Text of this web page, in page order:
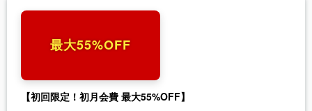
最大55%OFF
【初回限定！初月会費 最大55%OFF】